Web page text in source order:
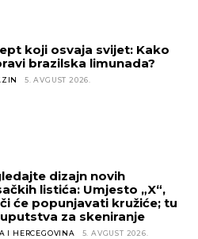
koji osvaja svijet: Kako
brazilska limunada?
5. AVGUST 2026.
dizajn novih
listića: Umjesto „X“,
će popunjavati kružiće; tu
za skeniranje
I HERCEGOVINA 5. AVGUST 2026.